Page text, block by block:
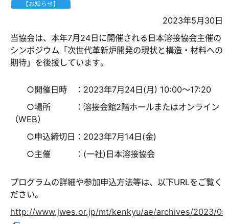
【お知らせ】
2023年5月30日
当協会は、本年7月24日に開催される日本溶接協会主催の
シンポジウム「次世代革新炉開発の現状と構造・材料への
期待」を後援しています。
○開催日時 ：2023年7月24日(月) 10:00～17:20
○場所 ：溶接会館2階ホールまたはオンライン
（WEB）
○申込締切日：2023年7月14日(金)
○主催 ：(一社)日本溶接協会
プログラムの詳細や参加申込方法等は、以下URLをご覧く
ださい。
http://www.jwes.or.jp/mt/kenkyu/ae/archives/2023/